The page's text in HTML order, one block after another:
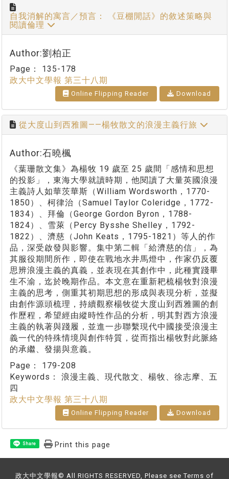
自我消解的寓言／預言： 《豆棚閒話》的敘述策略與
閱讀倫理
Author:劉柏正
Page： 135-178
政大中文學報 第三十八期
Online Flipping Reader Download
從大度山到西雅圖——楊牧散文的浪漫主義行旅
Author:石曉楓
《葉珊散文集》為楊牧 19 歲至 25 歲間「感情和思想
的投影」，東海大學就讀時期，他閱讀了大量英國浪漫
主義詩人如華茨華斯（William Wordsworth，1770-
1850）、柯律治（Samuel Taylor Coleridge，1772-
1834）、拜倫（George Gordon Byron，1788-
1824）、雪萊（Percy Bysshe Shelley，1792-
1822）、濟慈（John Keats，1795-1821）等人的作
品，深受啟發與影響。集中第二輯「給濟慈的信」，為
其服役期間所作，即使在戰地水井馬燈中，作家仍反覆
思辨浪漫主義的真義，並表現在其創作中，此種實踐畢
生不渝，迄於晚期作品。本文意在重新耙梳楊牧對浪漫
主義的思考，側重其初期思想的形成與表現分析，並擬
由創作源頭梳理，持續觀察楊牧從大度山到西雅圖的創
作歷程，希望經由縱時性作品的分析，明其對西方浪漫
主義的執著與踐履，並進一步聯繫現代中國接受浪漫主
義一代的特殊情境與創作特質，從而指出楊牧對此脈絡
的承繼、發揚與意義。
Page： 179-208
Keywords： 浪漫主義、現代散文、楊牧、徐志摩、五
四
政大中文學報 第三十八期
Online Flipping Reader Download
Share Print this page
政大中文學報© All RIGHTS RESERVED, Please see Terms of